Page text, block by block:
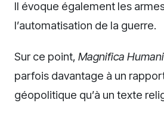
Il évoque également les
l’automatisation de la guerre.
Sur ce point, Magnifica
parfois davantage à un
géopolitique qu’à un texte